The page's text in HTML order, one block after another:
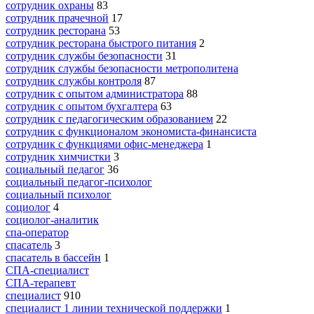
сотрудник охраны 83
сотрудник прачечной 17
сотрудник ресторана 53
сотрудник ресторана быстрого питания 2
сотрудник службы безопасности 31
сотрудник службы безопасности метрополитена
сотрудник службы контроля 87
сотрудник с опытом администратора 88
сотрудник с опытом бухгалтера 63
сотрудник с педагогическим образованием 22
сотрудник с функционалом экономиста-финансиста
сотрудник с функциями офис-менеджера 1
сотрудник химчистки 3
социальный педагог 36
социальный педагог-психолог
социальный психолог
социолог 4
социолог-аналитик
спа-оператор
спасатель 3
спасатель в бассейн 1
СПА-специалист
СПА-терапевт
специалист 910
специалист 1 линии технической поддержки 1